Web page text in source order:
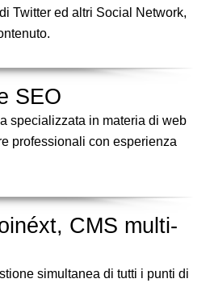
Twitter ed altri Social Network,
SEO
specializzata in materia di web
professionali con esperienza
CMS multi-
simultanea di tutti i punti di